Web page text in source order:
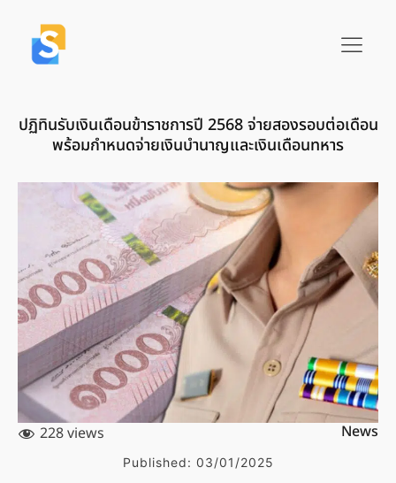
ปฏิทินรับเงินเดือนข้าราชการปี 2568 จ่ายสองรอบต่อเดือน
พร้อมกำหนดจ่ายเงินบำนาญและเงินเดือนทหาร
228 views News
Published: 03/01/2025